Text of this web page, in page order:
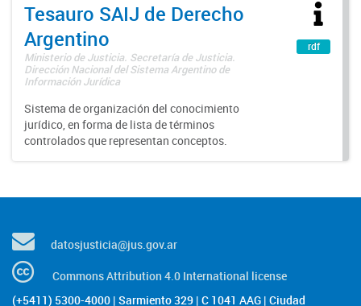
Tesauro SAIJ de Derecho
Argentino
Ministerio de Justicia. Secretaría de Justicia.
Dirección Nacional del Sistema Argentino de
Información Jurídica
Sistema de organización del conocimiento
jurídico, en forma de lista de términos
controlados que representan conceptos.
rdf
datosjusticia@jus.gov.ar
Commons Attribution 4.0 International license
(+5411) 5300-4000 | Sarmiento 329 | C 1041 AAG | Ciudad